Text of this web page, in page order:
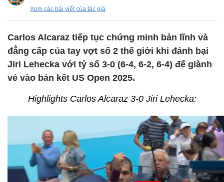
Xem các bài viết của tác giả
Carlos Alcaraz tiếp tục chứng minh bản lĩnh và
đẳng cấp của tay vợt số 2 thế giới khi đánh bại
Jiri Lehecka với tỷ số 3-0 (6-4, 6-2, 6-4) để giành
vé vào bán kết US Open 2025.
Highlights Carlos Alcaraz 3-0 Jiri Lehecka: